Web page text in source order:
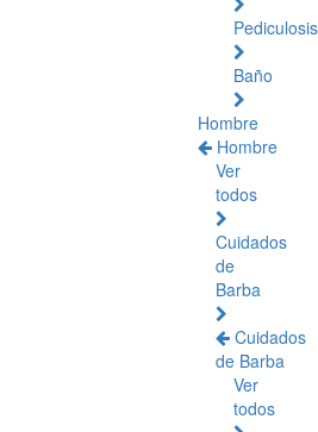
Pediculosis
Baño
Hombre
Hombre
Ver
todos
Cuidados
de
Barba
Cuidados
de Barba
Ver
todos